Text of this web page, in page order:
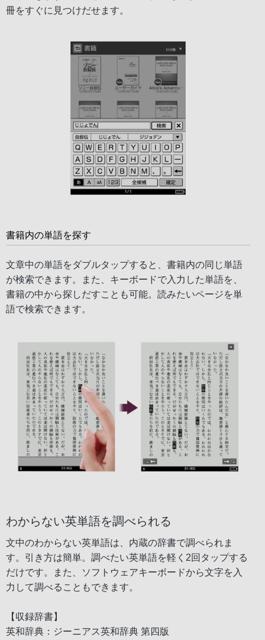
冊をすぐに見つけだせます。
書籍内の単語を探す
文章中の単語をダブルタップすると、書籍内の同じ単語
が検索できます。また、キーボードで入力した単語を、
書籍の中から探しだすことも可能。読みたいページを単
語で検索できます。
わからない英単語を調べられる
文中のわからない英単語は、内蔵の辞書で調べられま
す。引き方は簡単。調べたい英単語を軽く2回タップする
だけです。また、ソフトウェアキーボードから文字を入
力して調べることもできます。
【収録辞書】
英和辞典：ジーニアス英和辞典 第四版